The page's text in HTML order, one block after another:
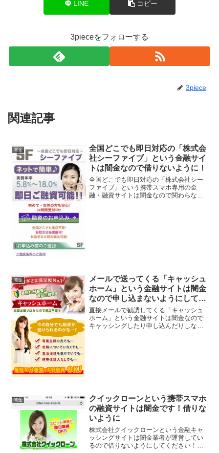
LINE コピー
3pieceをフォローする
3piece
関連記事
闇金
全国どこでも即日対応の「株式会
社シーファイブ」という金融サイ
トは闇金なので借りないように！
全国どこでも即日対応の「株式会社シー
ファイブ」という携帯スマホ専用の金
融・融資サイトは闇金なので関わらない
闇金
メールで送ってくる「キャッシュ
ホーム」という金融サイトは闇金
なので申し込まないようにしてく
ださい！
直接メールで勧誘してくる「キャッシュ
ホーム」という金融サイトは闇金なので
キャッシングしたり申し込んだりしない
闇金
クイックローンという携帯スマホ
の融資サイトは闇金です！借りな
いように
株式会社クイックローンという金融キャ
ッシングサイトは闇金業者が運営してい
るので借りないようにしてください！融